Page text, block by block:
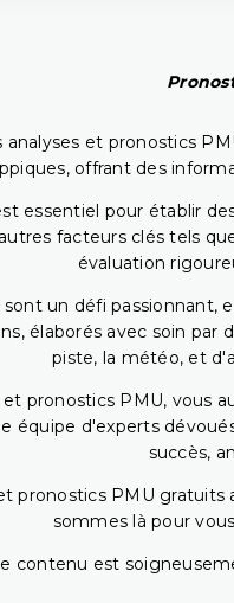
analyses et pronostics
offrant des
essentiel pour établir
facteurs clés tels
évaluation
sont un défi passionnant,
élaborés avec soin
piste, la météo, et
et pronostics PMU,
équipe d'experts
succès,
pronostics PMU
sommes là pour
contenu est